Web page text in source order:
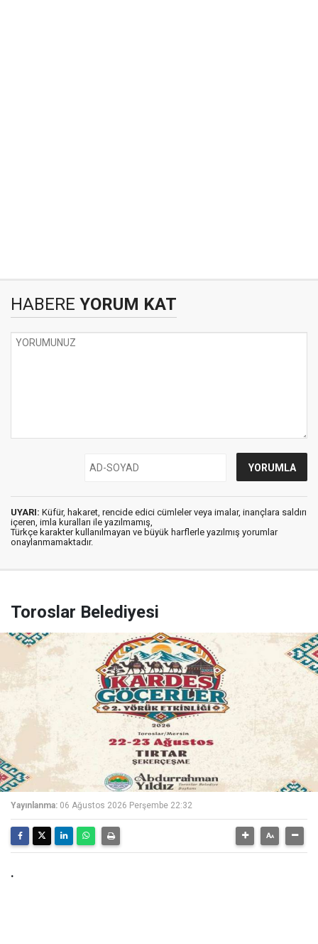
HABERE YORUM KAT
UYARI: Küfür, hakaret, rencide edici cümleler veya imalar, inançlara saldırı
içeren, imla kuralları ile yazılmamış,
Türkçe karakter kullanılmayan ve büyük harflerle yazılmış yorumlar
onaylanmamaktadır.
Toroslar Belediyesi
Yayınlanma: 06 Ağustos 2026 Perşembe 22:32
.